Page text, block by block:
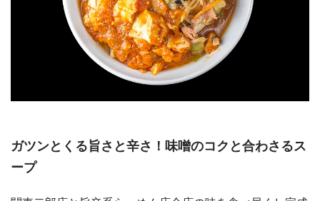
ガツンとくる旨さと辛さ！味噌のコクと合わさるス
ープ